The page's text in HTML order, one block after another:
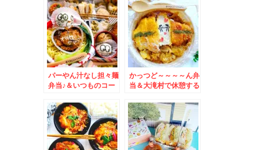
さんの「シュエットシ
ョコラ」(*´艸`*)
ケジャンスープ」(*
´艸`*)
パーやん汁なし担々麺
弁当♪＆いつものコー
かっつど～～～～ん弁
当＆大滝村で休憩する
大滝名物「きのこ汁」
110円Σ(ﾟДﾟ)は話のタ
ネにも是非♪